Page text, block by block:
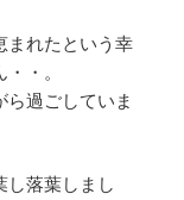
まれたという幸
・。
ら過ごしていま
し落葉しまし